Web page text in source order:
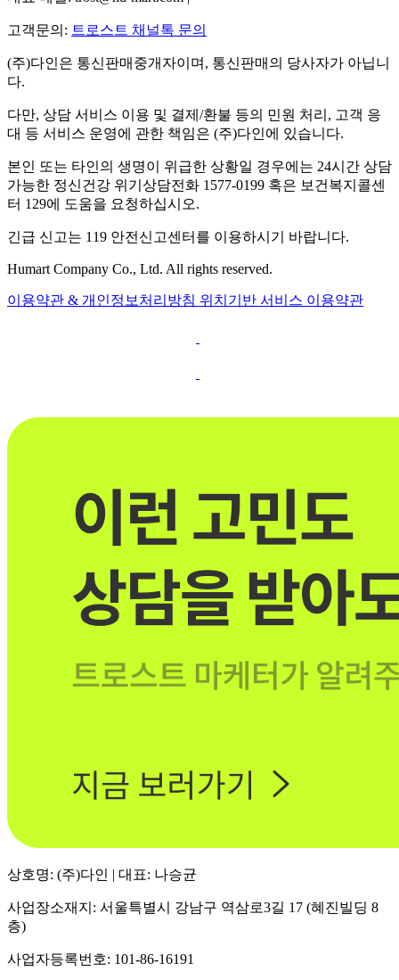
고객문의: 트로스트 채널톡 문의
(주)다인은 통신판매중개자이며, 통신판매의 당사자가 아닙니
다.
다만, 상담 서비스 이용 및 결제/환불 등의 민원 처리, 고객 응
대 등 서비스 운영에 관한 책임은 (주)다인에 있습니다.
본인 또는 타인의 생명이 위급한 상황일 경우에는 24시간 상담
가능한 정신건강 위기상담전화 1577-0199 혹은 보건복지콜센
터 129에 도움을 요청하십시오.
긴급 신고는 119 안전신고센터를 이용하시기 바랍니다.
Humart Company Co., Ltd. All rights reserved.
이용약관 & 개인정보처리방침 위치기반 서비스 이용약관
상호명: (주)다인 | 대표: 나승균
사업장소재지: 서울특별시 강남구 역삼로3길 17 (혜진빌딩 8
층)
사업자등록번호: 101-86-16191